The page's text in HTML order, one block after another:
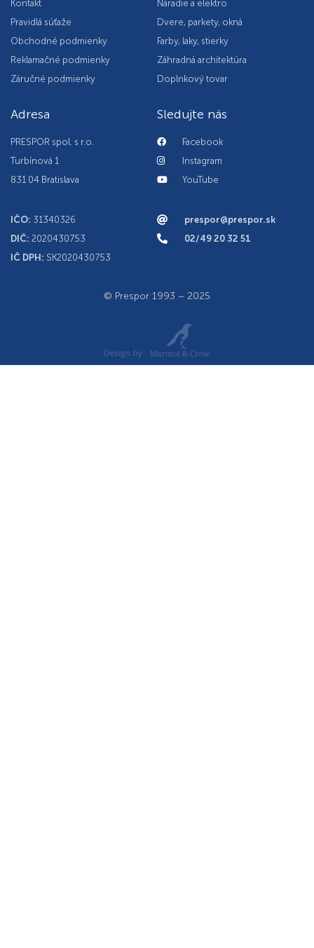
Kontakt
Pravidlá súťaže
Obchodné podmienky
Reklamačné podmienky
Záručné podmienky
Náradie a elektro
Dvere, parkety, okná
Farby, laky, stierky
Záhradná architektúra
Doplnkový tovar
Adresa
PRESPOR spol. s r.o.
Turbínová 1
831 04 Bratislava
IČO: 31340326
DIČ: 2020430753
IČ DPH: SK2020430753
Sledujte nás
Facebook
Instagram
YouTube
prespor@prespor.sk
02/49 20 32 51
© Prespor 1993 – 2025